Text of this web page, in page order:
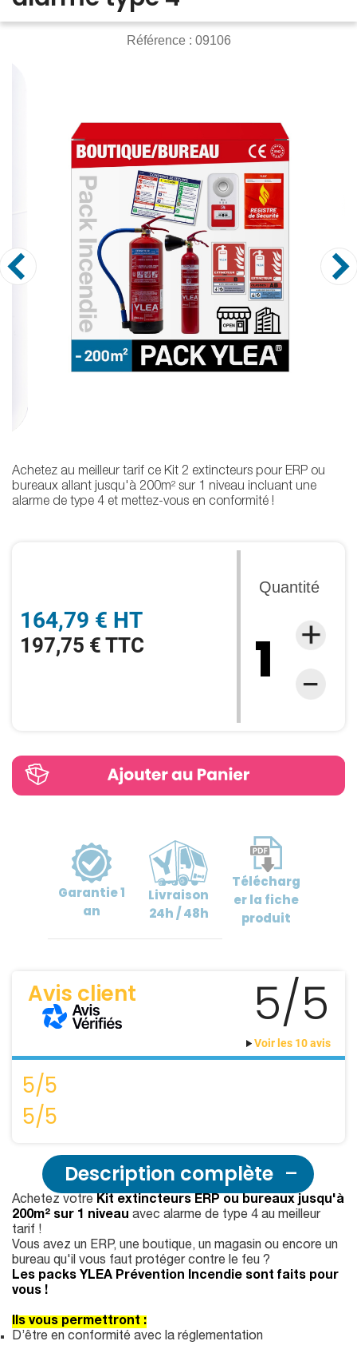
Référence : 09106
164,79 € HT
197,75 € TTC
Quantité
Achetez au meilleur tarif ce Kit 2 extincteurs pour ERP ou
bureaux allant jusqu'à 200m² sur 1 niveau incluant une
alarme de type 4 et mettez-vous en conformité !
Garantie1
an
Livraison
24h / 48h
Télécharg
erla fiche
produit
Avis client 5/5
Voir les 10 avis
5/5
5/5
Description complète
Achetez votre Kit extincteurs ERP ou bureaux jusqu'à
200m² sur 1 niveau avec alarme de type 4 au meilleur
tarif !
Vous avez un ERP, une boutique, un magasin ou encore un
bureau qu'il vous faut protéger contre le feu ?
Les packs YLEA Prévention Incendie sont faits pour
vous !
Ils vous permettront :
D’être en conformité avec la réglementation